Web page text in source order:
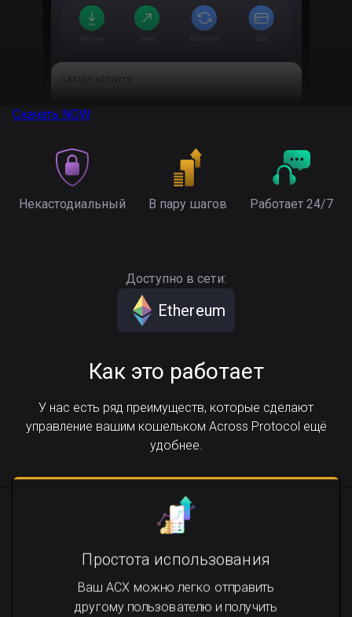
Скачать NOW
Некастодиальный В пару шагов Работает 24/7
Доступно в сети:
Ethereum
Как это работает
У нас есть ряд преимуществ, которые сделают
управление вашим кошельком Across Protocol ещё
удобнее.
Простота использования
Ваш ACX можно легко отправить
другому пользователю и получить